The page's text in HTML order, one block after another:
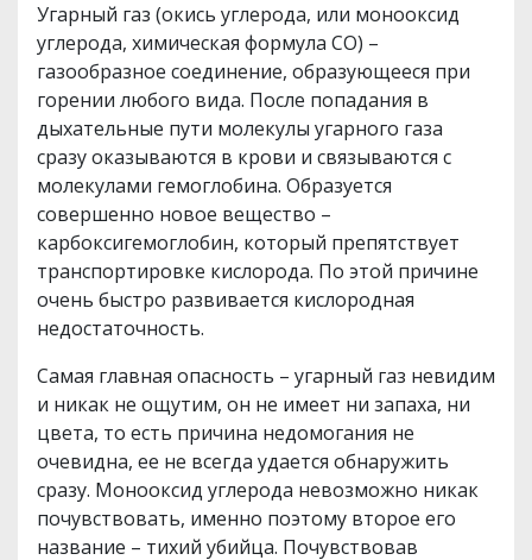
Угарный газ (окись углерода, или монооксид
углерода, химическая формула СО) –
газообразное соединение, образующееся при
горении любого вида. После попадания в
дыхательные пути молекулы угарного газа
сразу оказываются в крови и связываются с
молекулами гемоглобина. Образуется
совершенно новое вещество –
карбоксигемоглобин, который препятствует
транспортировке кислорода. По этой причине
очень быстро развивается кислородная
недостаточность.
Самая главная опасность – угарный газ невидим
и никак не ощутим, он не имеет ни запаха, ни
цвета, то есть причина недомогания не
очевидна, ее не всегда удается обнаружить
сразу. Монооксид углерода невозможно никак
почувствовать, именно поэтому второе его
название – тихий убийца. Почувствовав